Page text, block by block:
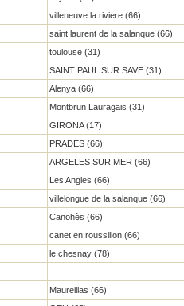
villeneuve la riviere (66)
saint laurent de la salanque (66)
toulouse (31)
SAINT PAUL SUR SAVE (31)
Alenya (66)
Montbrun Lauragais (31)
GIRONA (17)
PRADES (66)
ARGELES SUR MER (66)
Les Angles (66)
villelongue de la salanque (66)
Canohès (66)
canet en roussillon (66)
le chesnay (78)
Maureillas (66)